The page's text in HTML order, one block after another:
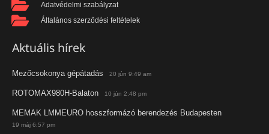
Adatvédelmi szabályzat
Általános szerződési feltételek
Aktuális hírek
Mezőcsokonya gépátadás 20 jún 9:49 am
ROTOMAX980H-Balaton 10 jún 2:48 pm
MEMAK LMMEURO hosszformázó berendezés Budapesten
19 máj 6:57 pm